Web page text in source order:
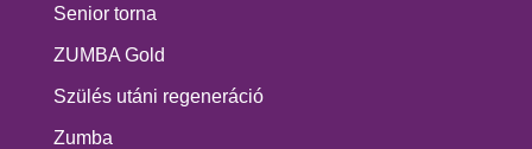
Senior torna
ZUMBA Gold
Szülés utáni regeneráció
Zumba